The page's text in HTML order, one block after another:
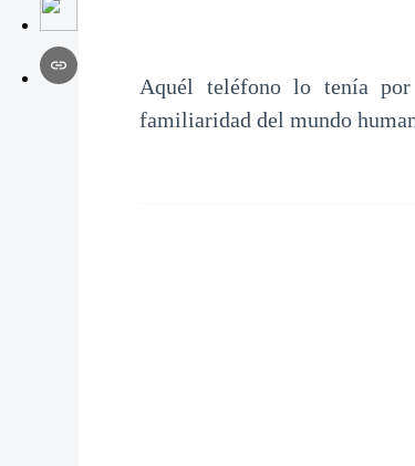
Aquél teléfono lo tenía
familiaridad del mundo